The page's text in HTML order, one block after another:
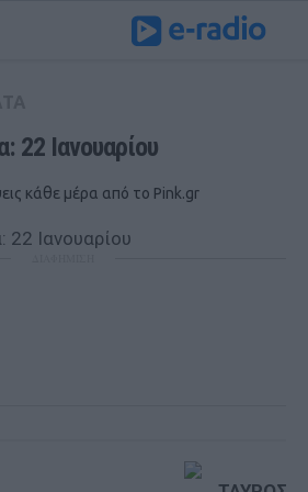
22 Ιανουαρίου
κάθε μέρα από το Pink.gr